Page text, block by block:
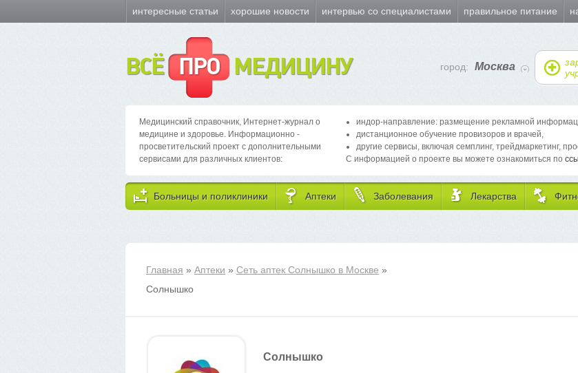
интересные статьи хорошие новости интервью со специалистами правильное питание
ВСЁ ПРО МЕДИЦИНУ город: Москва
Медицинский справочник, Интернет-журнал о
медицине и здоровье. Информационно -
просветительский проект с дополнительными
сервисами для различных клиентов:
индор-направление: размещение рекламной
дистанционное обучение провизоров и врачей,
другие сервисы, включая семплинг, трейдмаркетинг,
С информацией о проекте вы можете ознакомиться по
Больницы и поликлиники Аптеки Заболевания Лекарства
Главная » Аптеки » Сеть аптек Солнышко в Москве »
Солнышко
Солнышко